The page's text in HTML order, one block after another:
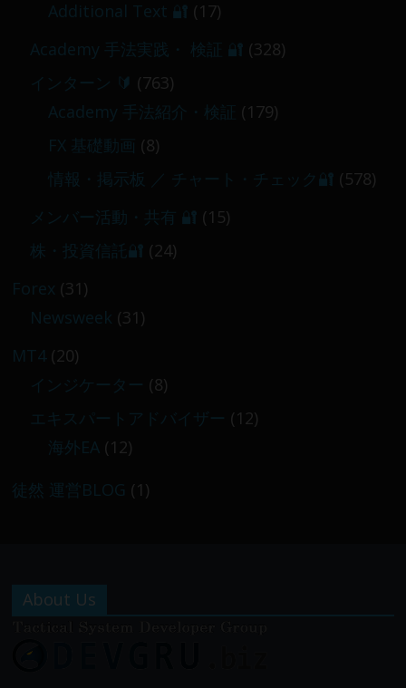
Additional Text 🔐 (17)
Academy 手法実践・ 検証 🔐 (328)
インターン 🔰 (763)
Academy 手法紹介・検証 (179)
FX 基礎動画 (8)
情報・掲示板 ／ チャート・チェック🔐 (578)
メンバー活動・共有 🔐 (15)
株・投資信託🔐 (24)
Forex (31)
Newsweek (31)
MT4(20)
インジケーター (8)
エキスパートアドバイザー (12)
海外EA (12)
徒然 運営BLOG (1)
About Us